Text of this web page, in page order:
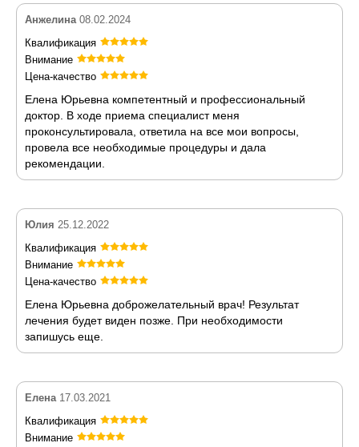
Анжелина 08.02.2024
Квалификация
Внимание
Цена-качество
Елена Юрьевна компетентный и профессиональный
доктор. В ходе приема специалист меня
проконсультировала, ответила на все мои вопросы,
провела все необходимые процедуры и дала
рекомендации.
Юлия 25.12.2022
Квалификация
Внимание
Цена-качество
Елена Юрьевна доброжелательный врач! Результат
лечения будет виден позже. При необходимости
запишусь еще.
Елена 17.03.2021
Квалификация
Внимание